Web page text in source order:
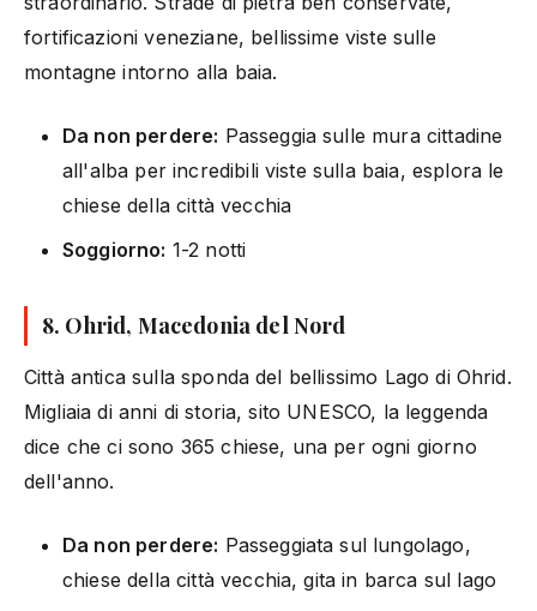
fortificazioni veneziane, bellissime viste sulle
montagne intorno alla baia.
Da non perdere: Passeggia sulle mura cittadine
all'alba per incredibili viste sulla baia, esplora le
chiese della città vecchia
Soggiorno: 1-2 notti
8. Ohrid, Macedonia del Nord
Città antica sulla sponda del bellissimo Lago di Ohrid.
Migliaia di anni di storia, sito UNESCO, la leggenda
dice che ci sono 365 chiese, una per ogni giorno
dell'anno.
Da non perdere: Passeggiata sul lungolago,
chiese della città vecchia, gita in barca sul lago